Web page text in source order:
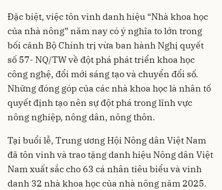
Đặc biệt, việc tôn vinh danh hiệu “Nhà khoa học
của nhà nông” năm nay có ý nghĩa to lớn trong
bối cảnh Bộ Chính trị vừa ban hành Nghị quyết
số 57- NQ/TW về đột phá phát triển khoa học
công nghệ, đổi mới sáng tạo và chuyển đổi số.
Những đóng góp của các nhà khoa học là nhân tố
quyết định tạo nên sự đột phá trong lĩnh vực
nông nghiệp, nông dân, nông thôn.
Tại buổi lễ, Trung ương Hội Nông dân Việt Nam
đã tôn vinh và trao tặng danh hiệu Nông dân Việt
Nam xuất sắc cho 63 cá nhân tiêu biểu và vinh
danh 32 nhà khoa học của nhà nông năm 2025.